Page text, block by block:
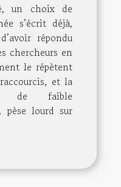
un choix de
s’écrit déjà,
répondu
chercheurs en
le répètent
et la
de faible
pèse lourd sur